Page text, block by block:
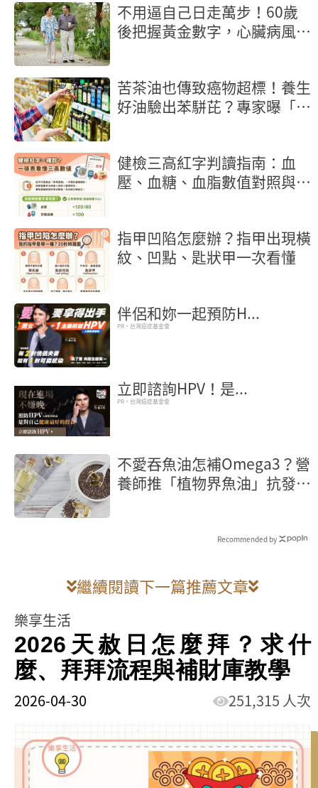
不用逼自己日走萬步！60歲
後把握黃金數字，心臟病風險
苦茶油也傳致癌物超標！養生
好油驗出苯駢芘？專家曝「製
健檢三高紅字判讀指南：血
壓、血糖、血脂數值對照與行
指甲凹陷怎麼辦？指甲出現橫
紋、凹點、匙狀甲一次看懂
伴侶和妳一起預防H...
PR・台灣癌症基金會
立即諮詢HPV！是...
PR・台灣癌症基金會
不愛吞魚油怎補Omega3？營
養師推「植物界魚油」抗發炎
Recommended by
繼續閱讀下一篇推薦文章
樂享生活
2026天赦日怎麼拜？求什
麼、拜拜流程與補財庫教學
2026-04-30 251,315 人次